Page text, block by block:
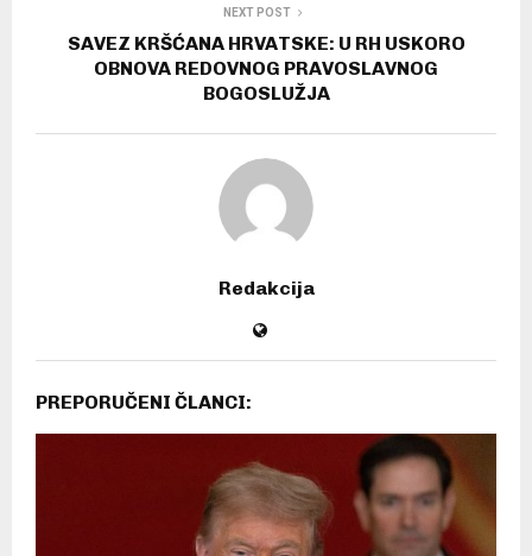
NEXT POST
SAVEZ KRŠĆANA HRVATSKE: U RH USKORO
OBNOVA REDOVNOG PRAVOSLAVNOG
BOGOSLUŽJA
Redakcija
PREPORUČENI ČLANCI: